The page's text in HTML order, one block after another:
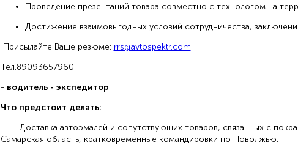
Проведение презентаций товара совместно с технологом на
Достижение взаимовыгодных условий сотрудничества,
Присылайте Ваше резюме: rrs@avtospektr.com
Тел.89093657960
- водитель - экспедитор
Что предстоит делать:
· Доставка автоэмалей и сопутствующих товаров, связанных с
Самарская область, кратковременные командировки по Поволжью.